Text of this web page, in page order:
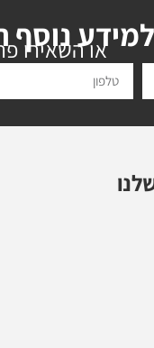
למידעאו השאירו